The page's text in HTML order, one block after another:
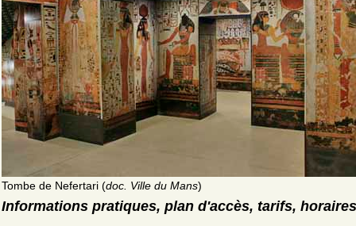
Tombe de Nefertari (doc. Ville du Mans)
Informations pratiques, plan d'accès, tarifs, horaires